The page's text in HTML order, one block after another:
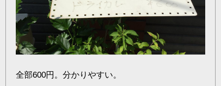
全部600円。分かりやすい。